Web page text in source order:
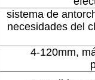
sistema de
necesidades del
4-120mm,